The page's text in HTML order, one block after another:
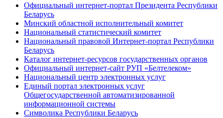
Официальный интернет-портал Президента Республики
Беларусь
Минский областной исполнительный комитет
Национальный статистический комитет
Национальный правовой Интернет-портал Республики
Беларусь
Каталог интернет-ресурсов государственных органов
Официальный интернет-сайт РУП «Белтелеком»
Национальный центр электронных услуг
Единый портал электронных услуг
Общегосударственной автоматизированной
информационной системы
Символика Республики Беларусь